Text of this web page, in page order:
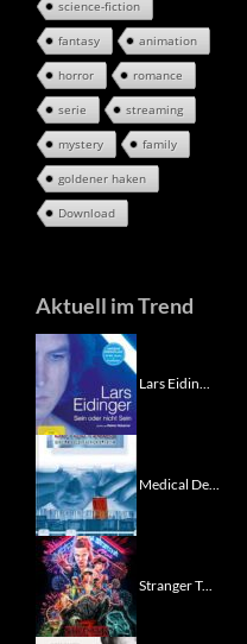
science-fiction
fantasy animation
horror romance
serie streaming
mystery family
goldener haken
Download
Aktuell im Trend
Lars Eidin...
Medical De...
Stranger T...